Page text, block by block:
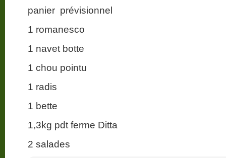
panier prévisionnel
1 romanesco
1 navet botte
1 chou pointu
1 radis
1 bette
1,3kg pdt ferme Ditta
2 salades